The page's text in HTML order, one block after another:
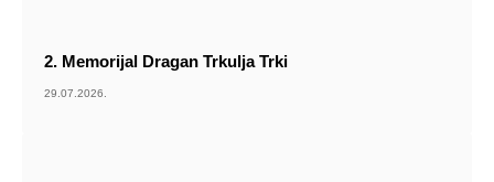
2. Memorijal Dragan Trkulja Trki
29.07.2026.